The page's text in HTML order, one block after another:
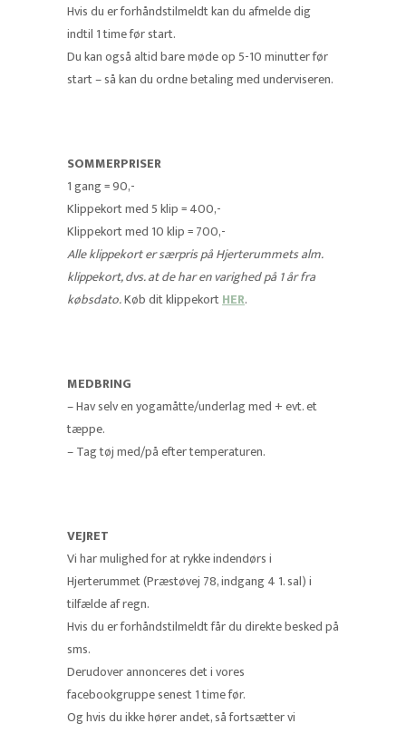
Hvis du er forhåndstilmeldt kan du afmelde dig
indtil 1 time før start.
Du kan også altid bare møde op 5-10 minutter før
start – så kan du ordne betaling med underviseren.
SOMMERPRISER
1 gang = 90,-
Klippekort med 5 klip = 400,-
Klippekort med 10 klip = 700,-
Alle klippekort er særpris på Hjerterummets alm.
klippekort, dvs. at de har en varighed på 1 år fra
købsdato.Køb dit klippekortHER.
MEDBRING
– Hav selv en yogamåtte/underlag med + evt. et
tæppe.
– Tag tøj med/på efter temperaturen.
VEJRET
Vi har mulighed for at rykke indendørs i
Hjerterummet (Præstøvej 78, indgang 4 1. sal) i
tilfælde af regn.
Hvis du er forhåndstilmeldt får du direkte besked på
sms.
Derudover annonceres det i vores
facebookgruppe senest 1 time før.
Og hvis du ikke hører andet, så fortsætter vi